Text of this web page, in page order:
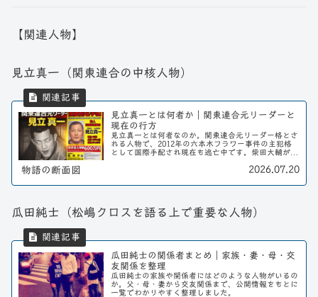
【関連人物】
見立真一（関東連合の中核人物）
見立真一とは何者か｜関東連合元リーダーと
現在の行方
見立真一とは何者なのか。関東連合元リーダー格とさ
れる人物で、2012年の六本木フラワー事件の主犯格
として国際手配され現在も逃亡中です。柴田大輔が語
張などから人物像と現在の行方を整理します。
物語の断面図 2026.07.20
瓜田純士（松嶋クロスを語る上で重要な人物）
瓜田純士の関係者まとめ｜家族・妻・母・交
友関係を整理
瓜田純士の家族や関係者にはどのような人物がいるの
か。父・母・妻から交友関係まで、公開情報をもとに
一覧でわかりやすく整理しました。